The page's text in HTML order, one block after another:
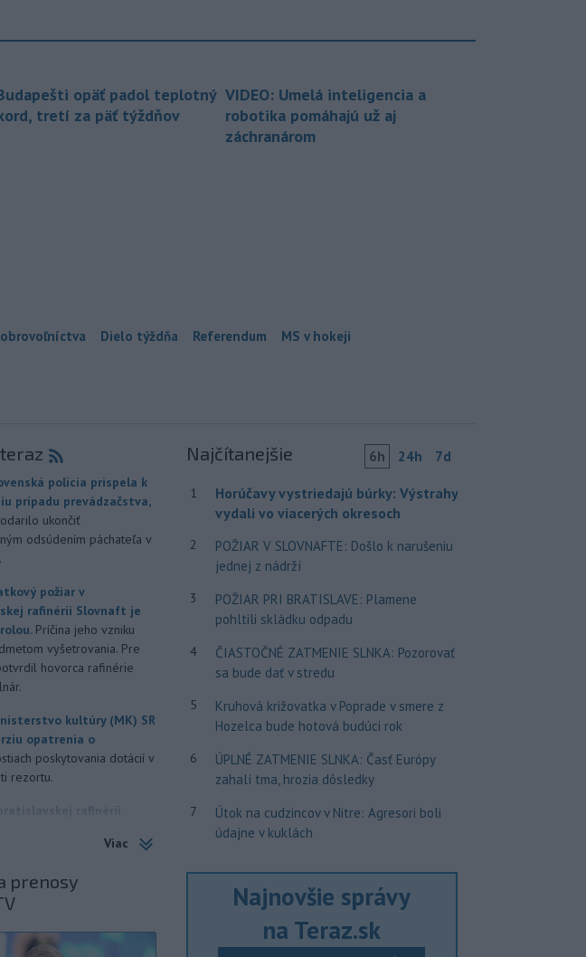
opäť padol teplotný
tretí za päť týždňov
VIDEO: Umelá inteligencia a
robotika pomáhajú už aj
záchranárom
Dielo týždňa Referendum MS v hokeji
polícia prispela k
prípadu prevádzačstva,
ukončiť
odsúdením páchateľa v
požiar v
rafinérii Slovnaft je
Príčina jeho vzniku
vyšetrovania. Pre
hovorca rafinérie
kultúry (MK) SR
opatrenia o
poskytovania dotácií v
rezortu.
rafinérii
TASR o tom informovala
môže byť vyššia
Viac
prenosy
Najčítanejšie 6h 24h 7d
1
Horúčavy vystriedajú búrky: Výstrahy
vydali vo viacerých okresoch
2
POŽIAR V SLOVNAFTE: Došlo k narušeniu
jednej z nádrží
3
POŽIAR PRI BRATISLAVE: Plamene
pohltili skládku odpadu
4
ČIASTOČNÉ ZATMENIE SLNKA: Pozorovať
sa bude dať v stredu
5
Kruhová križovatka v Poprade v smere z
Hozelca bude hotová budúci rok
6
ÚPLNÉ ZATMENIE SLNKA: Časť Európy
zahalí tma, hrozia dôsledky
7
Útok na cudzincov v Nitre: Agresori boli
údajne v kuklách
Najnovšie správy
na Teraz.sk